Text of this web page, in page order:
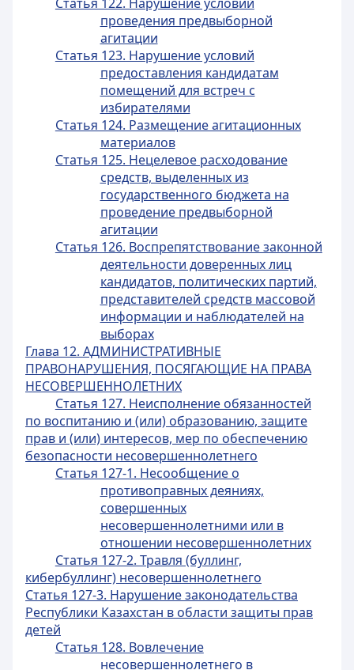
проведения предвыборной
агитации
Статья 123. Нарушение условий
предоставления кандидатам
помещений для встреч с
избирателями
Статья 124. Размещение агитационных
материалов
Статья 125. Нецелевое расходование
средств, выделенных из
государственного бюджета на
проведение предвыборной
агитации
Статья 126. Воспрепятствование законной
деятельности доверенных лиц
кандидатов, политических партий,
представителей средств массовой
информации и наблюдателей на
выборах
Глава 12. АДМИНИСТРАТИВНЫЕ
ПРАВОНАРУШЕНИЯ, ПОСЯГАЮЩИЕ НА ПРАВА
НЕСОВЕРШЕННОЛЕТНИХ
Статья 127. Неисполнение обязанностей
по воспитанию и (или) образованию, защите
прав и (или) интересов, мер по обеспечению
безопасности несовершеннолетнего
Статья 127-1. Несообщение о
противоправных деяниях,
совершенных
несовершеннолетними или в
отношении несовершеннолетних
Статья 127-2. Травля (буллинг,
кибербуллинг) несовершеннолетнего
Статья 127-3. Нарушение законодательства
Республики Казахстан в области защиты прав
детей
Статья 128. Вовлечение
несовершеннолетнего в